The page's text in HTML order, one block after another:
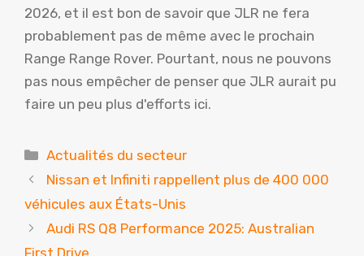
2026, et il est bon de savoir que JLR ne fera
probablement pas de même avec le prochain
Range Range Rover. Pourtant, nous ne pouvons
pas nous empêcher de penser que JLR aurait pu
faire un peu plus d'efforts ici.
Catégories
Actualités du secteur
Nissan et Infiniti rappellent plus de 400 000
véhicules aux États-Unis
Audi RS Q8 Performance 2025: Australian
First Drive